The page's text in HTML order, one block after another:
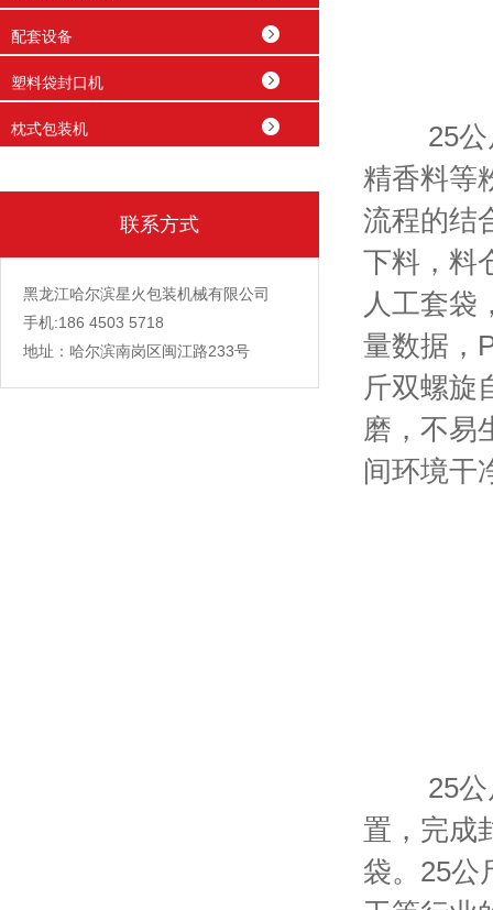
配套设备
塑料袋封口机
枕式包装机
联系方式
黑龙江哈尔滨星火包装机械有限公司
手机:186 4503 5718
地址：哈尔滨南岗区闽江路233号
25公斤
精香料等
流程的结
下料，料
人工套袋
量数据，
斤双螺旋
磨，不易
间环境干
25公斤
置，完成
袋。25公